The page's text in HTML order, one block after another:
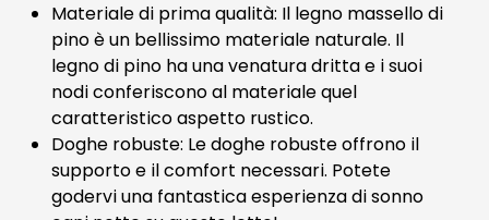
Materiale di prima qualità: Il legno massello di
pino è un bellissimo materiale naturale. Il
legno di pino ha una venatura dritta e i suoi
nodi conferiscono al materiale quel
caratteristico aspetto rustico.
Doghe robuste: Le doghe robuste offrono il
supporto e il comfort necessari. Potete
godervi una fantastica esperienza di sonno